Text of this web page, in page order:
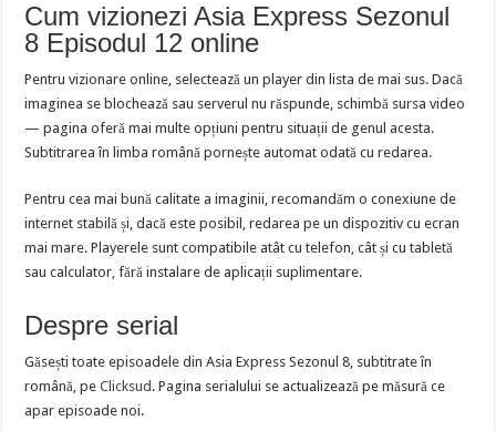
Cum vizionezi Asia Express Sezonul
8 Episodul 12 online
Pentru vizionare online, selectează un player din lista de mai sus. Dacă
imaginea se blochează sau serverul nu răspunde, schimbă sursa video
— pagina oferă mai multe opțiuni pentru situații de genul acesta.
Subtitrarea în limba română pornește automat odată cu redarea.
Pentru cea mai bună calitate a imaginii, recomandăm o conexiune de
internet stabilă și, dacă este posibil, redarea pe un dispozitiv cu ecran
mai mare. Playerele sunt compatibile atât cu telefon, cât și cu tabletă
sau calculator, fără instalare de aplicații suplimentare.
Despre serial
Găsești toate episoadele din Asia Express Sezonul 8, subtitrate în
română, peClicksud . Pagina serialului se actualizează pe măsură ce
apar episoade noi.